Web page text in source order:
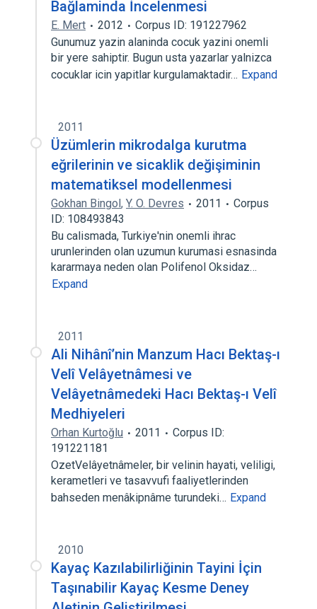
Bağlaminda İncelenmesi
E. Mert 2012
Corpus ID: 191227962
Gunumuz yazin alaninda cocuk yazini onemli
bir yere sahiptir. Bugun usta yazarlar yalnizca
cocuklar icin yapitlar kurgulamaktadir… Expand
2011
Üzümlerin mikrodalga kurutma
eğrilerinin ve sicaklik değişiminin
matematiksel modellenmesi
Gokhan Bingol, Y. O. Devres 2011
Corpus
ID: 108493843
Bu calismada, Turkiye'nin onemli ihrac
urunlerinden olan uzumun kurumasi esnasinda
kararmaya neden olan Polifenol Oksidaz…
Expand
2011
Ali Nihânî’nin Manzum Hacı Bektaş-ı
Velî Velâyetnâmesi ve
Velâyetnâmedeki Hacı Bektaş-ı Velî
Medhiyeleri
Orhan Kurtoğlu 2011
Corpus ID:
191221181
OzetVelâyetnâmeler, bir velinin hayati, veliligi,
kerametleri ve tasavvufi faaliyetlerinden
bahseden menâkipnâme turundeki… Expand
2010
Kayaç Kazılabilirliğinin Tayini İçin
Taşınabilir Kayaç Kesme Deney